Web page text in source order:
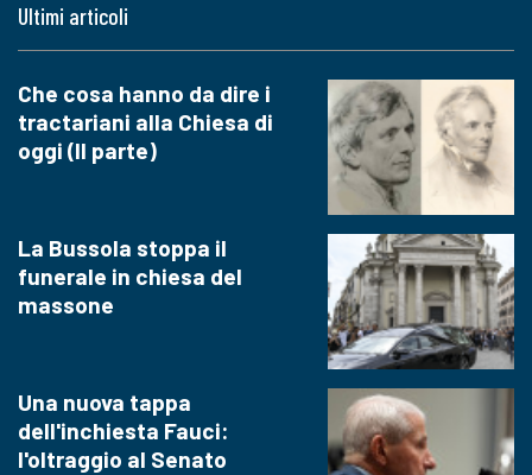
Ultimi articoli
Che cosa hanno da dire i
tractariani alla Chiesa di
oggi (II parte)
La Bussola stoppa il
funerale in chiesa del
massone
Una nuova tappa
dell'inchiesta Fauci:
l'oltraggio al Senato